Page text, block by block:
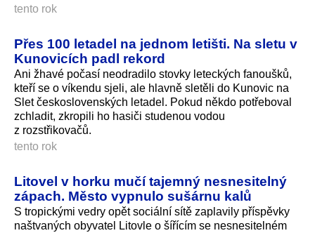
tento rok
Přes 100 letadel na jednom letišti. Na sletu v
Kunovicích padl rekord
Ani žhavé počasí neodradilo stovky leteckých fanoušků,
kteří se o víkendu sjeli, ale hlavně sletěli do Kunovic na
Slet československých letadel. Pokud někdo potřeboval
zchladit, zkropili ho hasiči studenou vodou
z rozstřikovačů.
tento rok
Litovel v horku mučí tajemný nesnesitelný
zápach. Město vypnulo sušárnu kalů
S tropickými vedry opět sociální sítě zaplavily příspěvky
naštvaných obyvatel Litovle o šířícím se nesnesitelném